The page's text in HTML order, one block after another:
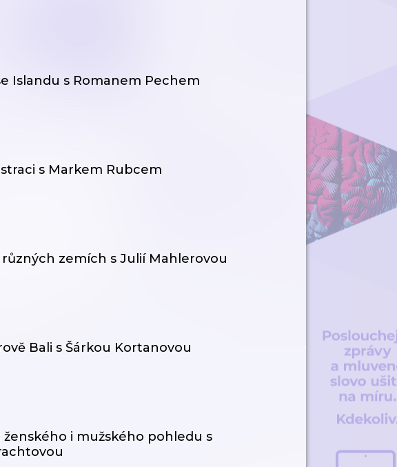
Islandu s Romanem Pechem
s Markem Rubcem
různých zemích s Julií Mahlerovou
Bali s Šárkou Kortanovou
ženského i mužského pohledu s